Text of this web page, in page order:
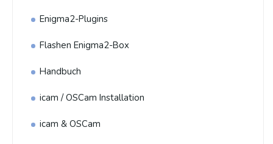
Enigma2-Plugins
Flashen Enigma2-Box
Handbuch
icam / OSCam Installation
icam & OSCam